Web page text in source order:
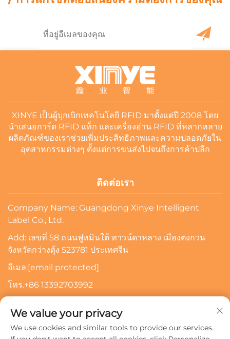
XINYE เป็นผู้บุกเบิกเทคโนโลยี RFID มาตั้งแต่ปี 2008 โดย
นำเสนอการ์ด RFID แท็ก และเครื่องอ่าน RFID ที่หลากหลาย
ผลิตภัณฑ์ของเราช่วยเพิ่มประสิทธิภาพและความปลอดภัยใน
อุตสาหกรรมต่างๆ ตั้งแต่การขนส่งไปจนถึงการค้าปลีก
ติดต่อเรา
Company Name: Guangdong Xinye Intelligent
Label Co., Ltd.
Add: เลขที่ 58 ถนนฟูหมินใต้ ทาวน์ดาหลาง เมืองตงกวน
จังหวัดกว่างตุ้ง 523781 ประเทศจีน
อีเมล:[email protected]
โทร.+86 13392703992
สมัครรับข้อมูลอัปเดต
We value your privacy
We use cookies and similar tools to provide our services.